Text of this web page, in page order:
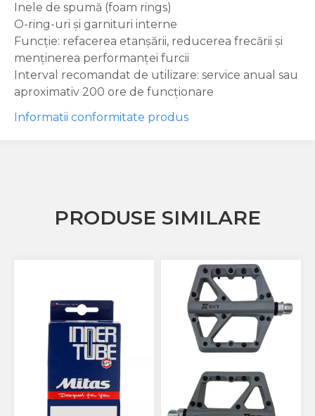
Inele de spumă (foam rings)
O-ring-uri și garnituri interne
Funcție: refacerea etanșării, reducerea frecării și
menținerea performanței furcii
Interval recomandat de utilizare: service anual sau
aproximativ 200 ore de funcționare
Informatii conformitate produs
PRODUSE SIMILARE